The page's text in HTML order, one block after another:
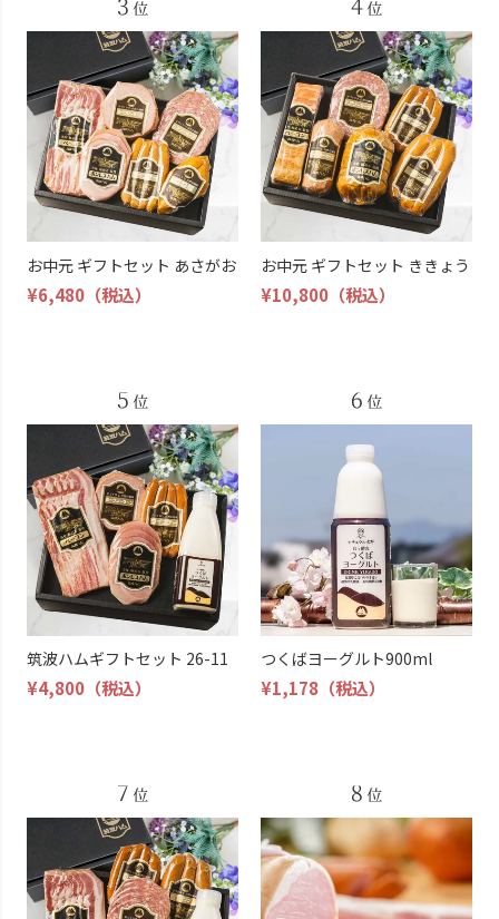
お中元 ギフトセット あさがお
¥6,480 （税込）
お中元 ギフトセット ききょう
¥10,800 （税込）
筑波ハムギフトセット 26-11
¥4,800 （税込）
つくばヨーグルト900ml
¥1,178 （税込）